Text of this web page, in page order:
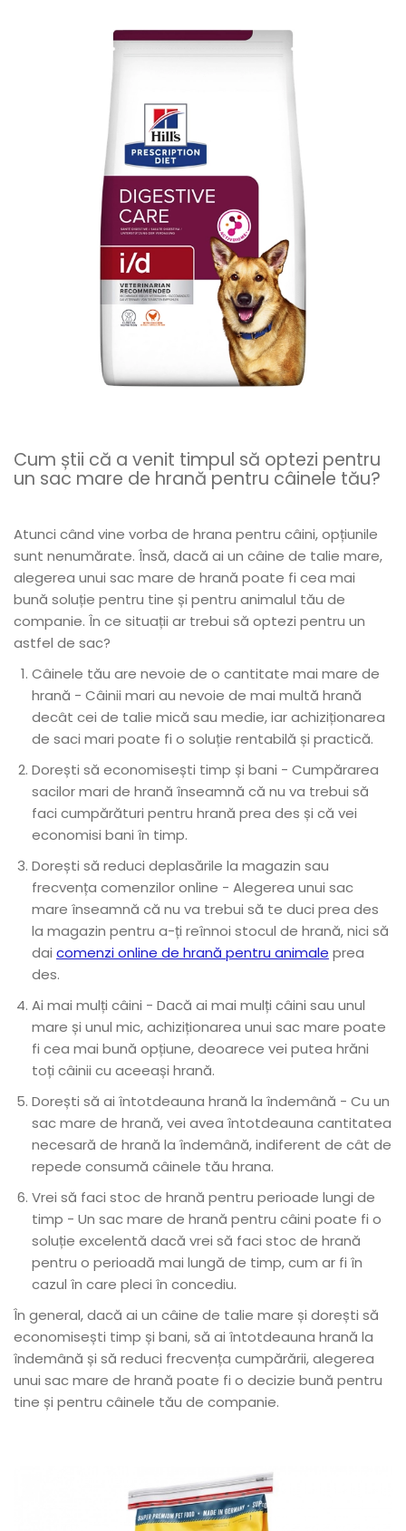
Cum știi că a venit timpul să optezi pentru
un sac mare de hrană pentru câinele tău?
Atunci când vine vorba de hrana pentru câini, opțiunile
sunt nenumărate. Însă, dacă ai un câine de talie mare,
alegerea unui sac mare de hrană poate fi cea mai
bună soluție pentru tine și pentru animalul tău de
companie. În ce situații ar trebui să optezi pentru un
astfel de sac?
Câinele tău are nevoie de o cantitate mai mare de
hrană - Câinii mari au nevoie de mai multă hrană
decât cei de talie mică sau medie, iar achiziționarea
de saci mari poate fi o soluție rentabilă și practică.
Dorești să economisești timp și bani - Cumpărarea
sacilor mari de hrană înseamnă că nu va trebui să
faci cumpărături pentru hrană prea des și că vei
economisi bani în timp.
Dorești să reduci deplasările la magazin sau
frecvența comenzilor online - Alegerea unui sac
mare înseamnă că nu va trebui să te duci prea des
la magazin pentru a-ți reînnoi stocul de hrană, nici să
dai comenzi online de hrană pentru animale prea
des.
Ai mai mulți câini - Dacă ai mai mulți câini sau unul
mare și unul mic, achiziționarea unui sac mare poate
fi cea mai bună opțiune, deoarece vei putea hrăni
toți câinii cu aceeași hrană.
Dorești să ai întotdeauna hrană la îndemână - Cu un
sac mare de hrană, vei avea întotdeauna cantitatea
necesară de hrană la îndemână, indiferent de cât de
repede consumă câinele tău hrana.
Vrei să faci stoc de hrană pentru perioade lungi de
timp - Un sac mare de hrană pentru câini poate fi o
soluție excelentă dacă vrei să faci stoc de hrană
pentru o perioadă mai lungă de timp, cum ar fi în
cazul în care pleci în concediu.
În general, dacă ai un câine de talie mare și dorești să
economisești timp și bani, să ai întotdeauna hrană la
îndemână și să reduci frecvența cumpărării, alegerea
unui sac mare de hrană poate fi o decizie bună pentru
tine și pentru câinele tău de companie.